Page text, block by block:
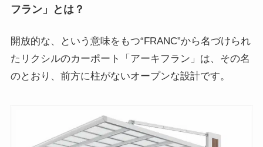
フラン」とは？
開放的な、という意味をもつ“FRANC”から名づけられ
たリクシルのカーポート「アーキフラン」は、その名
のとおり、前方に柱がないオープンな設計です。